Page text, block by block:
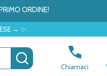
ORDINE!
CERCA
Chiamaci